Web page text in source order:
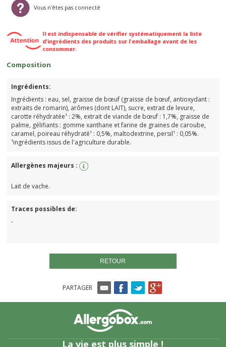
Vous n'êtes pas connecté
Il est indispensable de vérifier systématiquement la liste
d'ingrédients des produits sur l'emballage avant de les
consommer.
Composition
Ingrédients:
Ingrédients : eau, sel, graisse de bœuf (graisse de bœuf, antioxydant :
extraits de romarin), arômes (dont LAIT), sucre, extrait de levure,
carotte réhydratée¹ : 2%, extrait de viande de bœuf : 1,7%, graisse de
palme, gélifiants : gomme xanthane et farine de graines de caroube,
caramel, poireau réhydraté¹ : 0,5%, maltodextrine, persil¹ : 0,05%.
¹ingrédients issus de l'agriculture durable.
Allergènes majeurs :
Lait de vache.
Traces possibles de:
-
RETOUR
PARTAGER
La vie est plus simple !